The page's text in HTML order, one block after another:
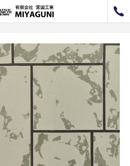
せ 工事のお見積もり
レート